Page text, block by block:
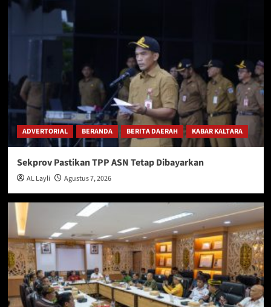
ADVERTORIAL BERANDA BERITA DAERAH KABAR KALTARA
Sekprov Pastikan TPP ASN Tetap Dibayarkan
AL Layli Agustus 7, 2026